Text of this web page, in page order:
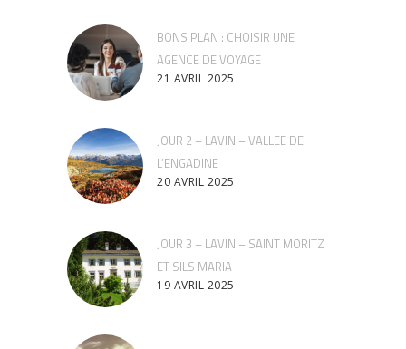
BONS PLAN : CHOISIR UNE
AGENCE DE VOYAGE
21 AVRIL 2025
JOUR 2 – LAVIN – VALLEE DE
L’ENGADINE
20 AVRIL 2025
JOUR 3 – LAVIN – SAINT MORITZ
ET SILS MARIA
19 AVRIL 2025